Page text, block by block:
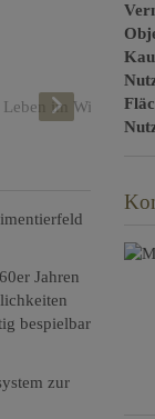
Jahren
bespielbar
zur